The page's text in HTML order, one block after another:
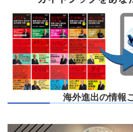
海外進出の情報